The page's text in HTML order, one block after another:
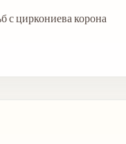
с циркониева корона